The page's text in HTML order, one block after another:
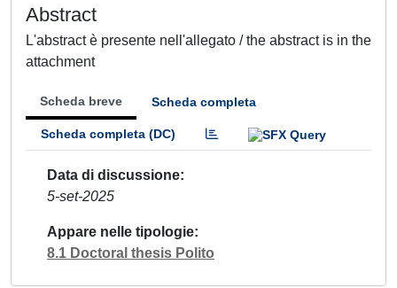
Abstract
L'abstract è presente nell'allegato / the abstract is in the
attachment
Scheda breve Scheda completa
Scheda completa (DC)
Data di discussione
5-set-2025
Appare nelle tipologie
8.1 Doctoral thesis Polito